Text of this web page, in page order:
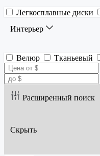
Легкосплавные диски
Интерьер
Велюр Тканьевый
Расширенный поиск
Скрыть